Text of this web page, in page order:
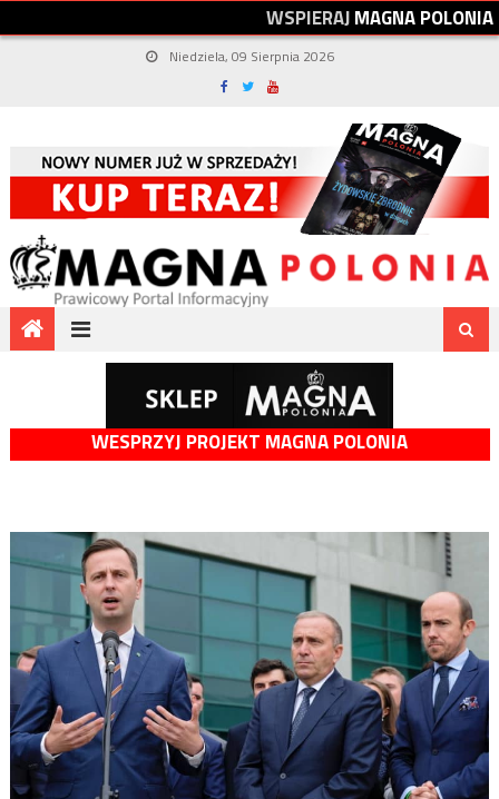
WSPIERAJMAGNAPOLONIA
Niedziela, 09 Sierpnia 2026
WESPRZYJ PROJEKT MAGNA POLONIA